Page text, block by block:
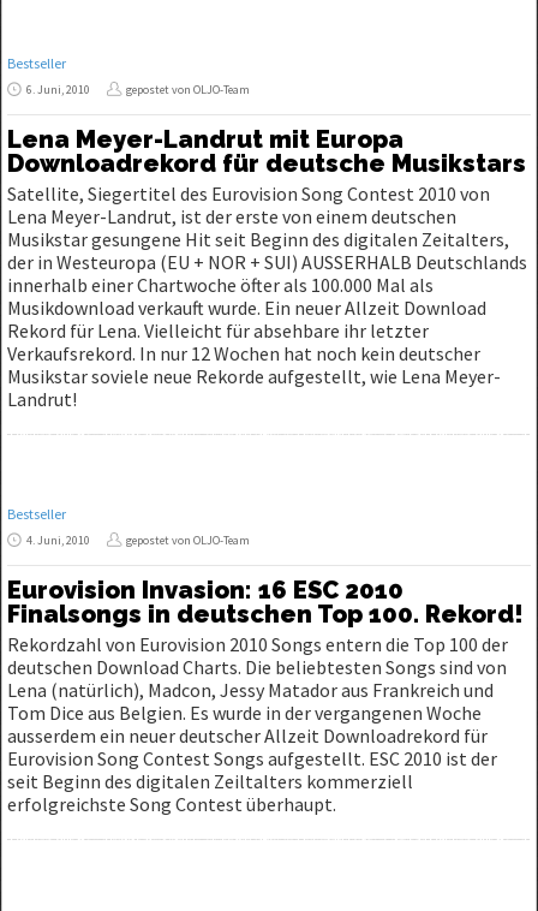
Bestseller
6. Juni, 2010 gepostet von OLJO-Team
Lena Meyer-Landrut mit Europa
Downloadrekord für deutsche Musikstars
Satellite, Siegertitel des Eurovision Song Contest 2010 von
Lena Meyer-Landrut, ist der erste von einem deutschen
Musikstar gesungene Hit seit Beginn des digitalen Zeitalters,
der in Westeuropa (EU + NOR + SUI) AUSSERHALB Deutschlands
innerhalb einer Chartwoche öfter als 100.000 Mal als
Musikdownload verkauft wurde. Ein neuer Allzeit Download
Rekord für Lena. Vielleicht für absehbare ihr letzter
Verkaufsrekord. In nur 12 Wochen hat noch kein deutscher
Musikstar soviele neue Rekorde aufgestellt, wie Lena Meyer-
Landrut!
Bestseller
4. Juni, 2010 gepostet von OLJO-Team
Eurovision Invasion: 16 ESC 2010
Finalsongs in deutschen Top 100. Rekord!
Rekordzahl von Eurovision 2010 Songs entern die Top 100 der
deutschen Download Charts. Die beliebtesten Songs sind von
Lena (natürlich), Madcon, Jessy Matador aus Frankreich und
Tom Dice aus Belgien. Es wurde in der vergangenen Woche
ausserdem ein neuer deutscher Allzeit Downloadrekord für
Eurovision Song Contest Songs aufgestellt. ESC 2010 ist der
seit Beginn des digitalen Zeiltalters kommerziell
erfolgreichste Song Contest überhaupt.